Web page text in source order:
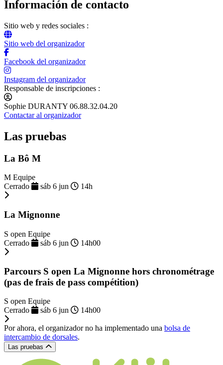
Información de contacto
Sitio web y redes sociales :
Sitio web del organizador
Facebook del organizador
Instagram del organizador
Responsable de inscripciones :
Sophie DURANTY 06.88.32.04.20
Contactar al organizador
Las pruebas
La Bô M
M Equipe
Cerrado
sáb 6 jun 14h
La Mignonne
S open Equipe
Cerrado
sáb 6 jun 14h00
Parcours S open La Mignonne hors chronométrage
(pas de frais de pass compétition)
S open Equipe
Cerrado
sáb 6 jun 14h00
Por ahora, el organizador no ha implementado una bolsa de
intercambio de dorsales.
Las pruebas